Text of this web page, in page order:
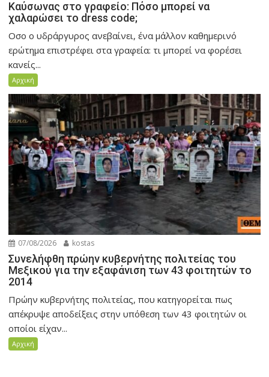
Καύσωνας στο γραφείο: Πόσο μπορεί να
χαλαρώσει το dress code;
Οσο ο υδράργυρος ανεβαίνει, ένα μάλλον καθημερινό
ερώτημα επιστρέφει στα γραφεία: τι μπορεί να φορέσει
κανείς...
Αρχική
07/08/2026 kostas
Συνελήφθη πρώην κυβερνήτης πολιτείας του
Μεξικού για την εξαφάνιση των 43 φοιτητών το
2014
Πρώην κυβερνήτης πολιτείας, που κατηγορείται πως
απέκρυψε αποδείξεις στην υπόθεση των 43 φοιτητών οι
οποίοι είχαν...
Αρχική